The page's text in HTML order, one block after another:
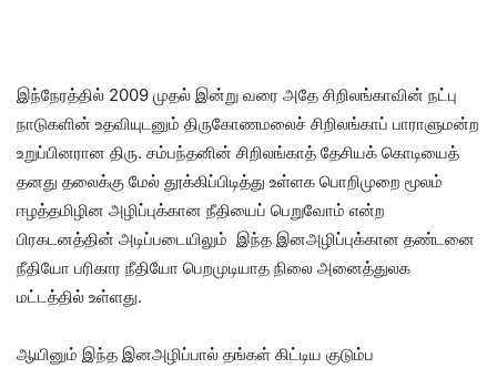
இந்நேரத்தில் 2009 முதல் இன்று வரை அதே சிறிலங்காவின் நட்பு
நாடுகளின் உதவியுடனும் திருகோணமலைச் சிறிலங்காப் பாராளுமன்ற
உறுப்பினரான திரு. சம்பந்தனின் சிறிலங்காத் தேசியக் கொடியைத்
தனது தலைக்கு மேல் தூக்கிப்பிடித்து உள்ளக பொறிமுறை மூலம்
ஈழத்தமிழின அழிப்புக்கான நீதியைப் பெறுவோம் என்ற
பிரகடனத்தின் அடிப்படையிலும் இந்த இனஅழிப்புக்கான தண்டனை
நீதியோ பரிகார நீதியோ பெறமுடியாத நிலை அனைத்துலக
மட்டத்தில் உள்ளது.
ஆயினும் இந்த இனஅழிப்பால் தங்கள் கிட்டிய குடும்ப